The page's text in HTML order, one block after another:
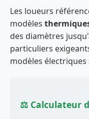
Les loueurs
modèles
des diamètres
particuliers
modèles
⚖️ Calculateur